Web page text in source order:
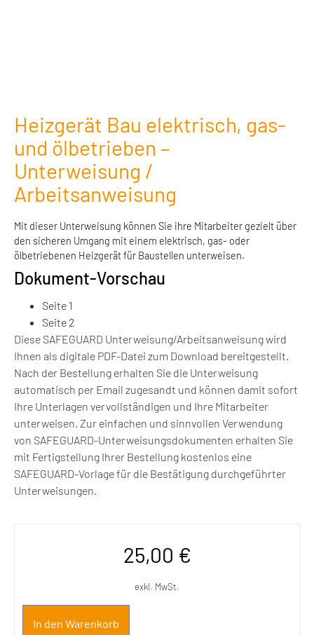
Heizgerät Bau elektrisch, gas-
und ölbetrieben –
Unterweisung /
Arbeitsanweisung
Mit dieser Unterweisung können Sie ihre Mitarbeiter gezielt über
den sicheren Umgang mit einem elektrisch, gas- oder
ölbetriebenen Heizgerät für Baustellen unterweisen.
Dokument-Vorschau
Seite 1
Seite 2
Diese SAFEGUARD Unterweisung/Arbeitsanweisung wird
Ihnen als digitale PDF-Datei zum Download bereitgestellt.
Nach der Bestellung erhalten Sie die Unterweisung
automatisch per Email zugesandt und können damit sofort
Ihre Unterlagen vervollständigen und Ihre Mitarbeiter
unterweisen. Zur einfachen und sinnvollen Verwendung
von SAFEGUARD-Unterweisungsdokumenten erhalten Sie
mit Fertigstellung Ihrer Bestellung kostenlos eine
SAFEGUARD-Vorlage für die Bestätigung durchgeführter
Unterweisungen.
25,00 €
exkl. MwSt.
In den Warenkorb